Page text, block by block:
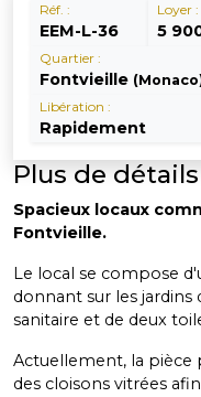
Réf. :
EEM-L-36
Loyer :
5
Quartier :
Fontvieille
Libération :
Rapidement
Plus de détails
Spacieux locaux
Fontvieille.
Le local se compose
donnant sur les jardins
sanitaire et de deux
Actuellement, la pièce
des cloisons vitrées